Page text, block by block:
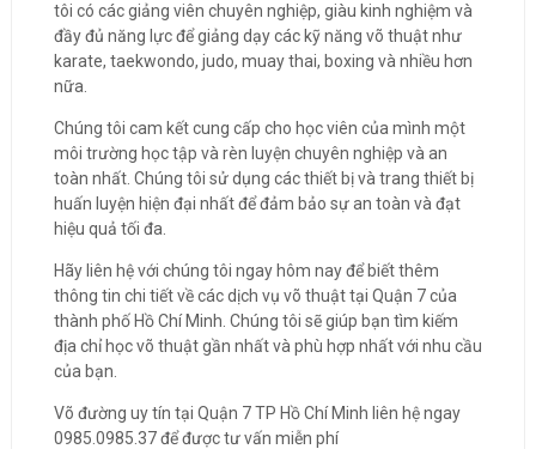
tôi có các giảng viên chuyên nghiệp, giàu kinh nghiệm và
đầy đủ năng lực để giảng dạy các kỹ năng võ thuật như
karate, taekwondo, judo, muay thai, boxing và nhiều hơn
nữa.
Chúng tôi cam kết cung cấp cho học viên của mình một
môi trường học tập và rèn luyện chuyên nghiệp và an
toàn nhất. Chúng tôi sử dụng các thiết bị và trang thiết bị
huấn luyện hiện đại nhất để đảm bảo sự an toàn và đạt
hiệu quả tối đa.
Hãy liên hệ với chúng tôi ngay hôm nay để biết thêm
thông tin chi tiết về các dịch vụ võ thuật tại Quận 7 của
thành phố Hồ Chí Minh. Chúng tôi sẽ giúp bạn tìm kiếm
địa chỉ học võ thuật gần nhất và phù hợp nhất với nhu cầu
của bạn.
Võ đường uy tín tại Quận 7 TP Hồ Chí Minh liên hệ ngay
0985.0985.37 để được tư vấn miễn phí